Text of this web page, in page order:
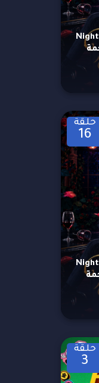
مسلسل حكايات ليلية Night
حلقة
16
مسلسل حكايات ليلية Night
حلقة
3